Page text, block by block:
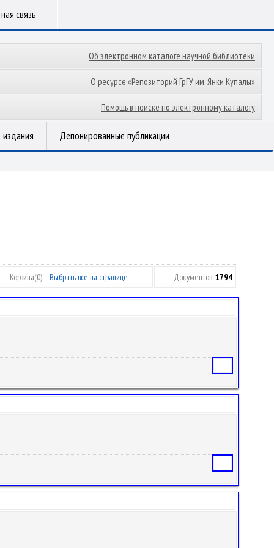
связь
Об электронном каталоге научной библиотеки
О ресурсе «Репозиторий ГрГУ им. Янки Купалы»
Помощь в поиске по электронному каталогу
Депонированные публикации
Корзина(0): Выбрать все на странице Документов:1794